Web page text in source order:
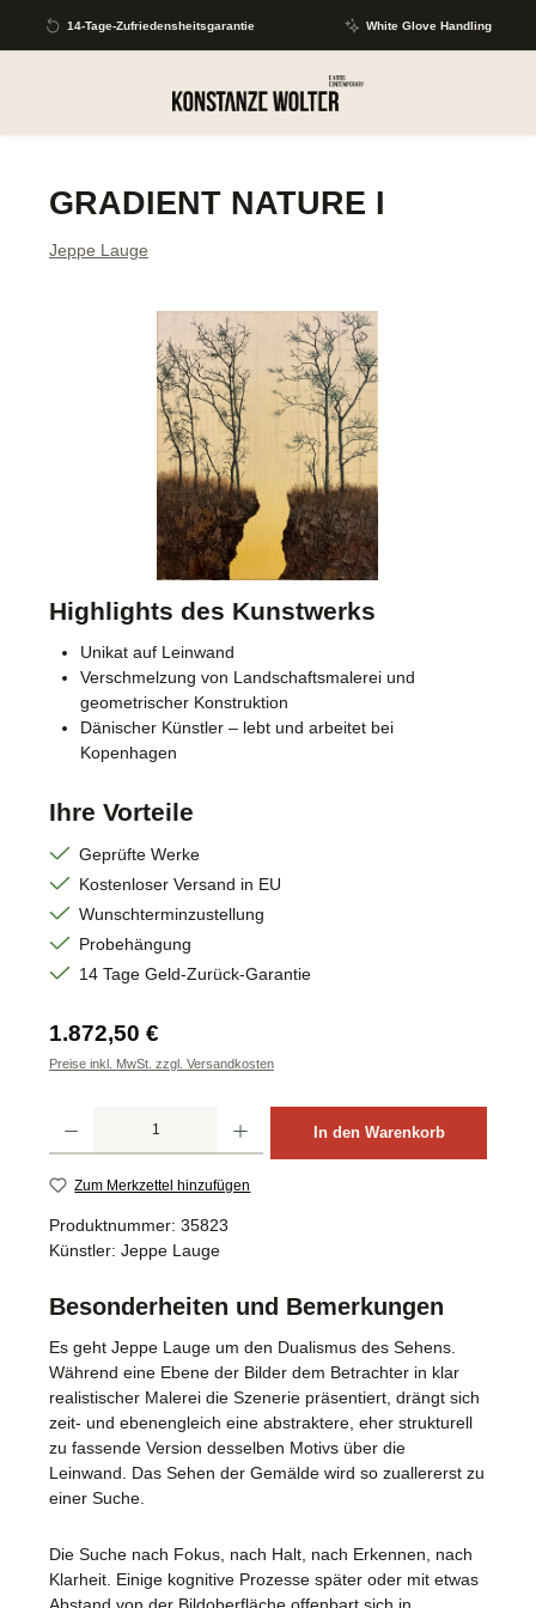
Zum Hauptinhalt springen
14-Tage-Zufriedensheitsgarantie White Glove Handling
GRADIENT NATURE I
Jeppe Lauge
Bildergalerie überspringen
Highlights des Kunstwerks
Unikat auf Leinwand
Verschmelzung von Landschaftsmalerei und
geometrischer Konstruktion
Dänischer Künstler – lebt und arbeitet bei
Kopenhagen
Ihre Vorteile
Geprüfte Werke
Kostenloser Versand in EU
Wunschterminzustellung
Probehängung
14 Tage Geld-Zurück-Garantie
Regulärer Preis:
1.872,50 €
Preise inkl. MwSt. zzgl. Versandkosten
In den Warenkorb
Zum Merkzettel hinzufügen
Produktnummer: 35823
Künstler: Jeppe Lauge
Besonderheiten und Bemerkungen
Es geht Jeppe Lauge um den Dualismus des Sehens.
Während eine Ebene der Bilder dem Betrachter in klar
realistischer Malerei die Szenerie präsentiert, drängt sich
zeit- und ebenengleich eine abstraktere, eher strukturell
zu fassende Version desselben Motivs über die
Leinwand. Das Sehen der Gemälde wird so zuallererst zu
einer Suche.
Die Suche nach Fokus, nach Halt, nach Erkennen, nach
Klarheit. Einige kognitive Prozesse später oder mit etwas